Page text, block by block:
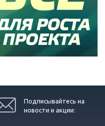
Подписывайтесь на
новости и акции: